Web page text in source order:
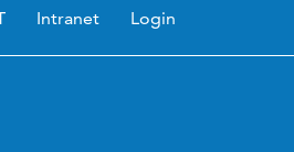
Intranet Login